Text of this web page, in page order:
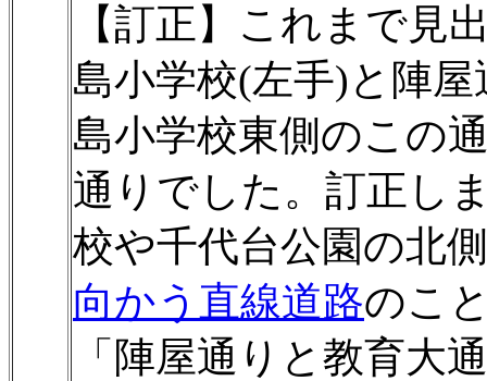
【訂正】これまで見
島小学校(左手)と陣
島小学校東側のこの
通りでした。訂正し
校や千代台公園の北
向かう直線道路のこ
「陣屋通りと教育大